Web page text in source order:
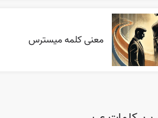
معنی کلمه میسترس